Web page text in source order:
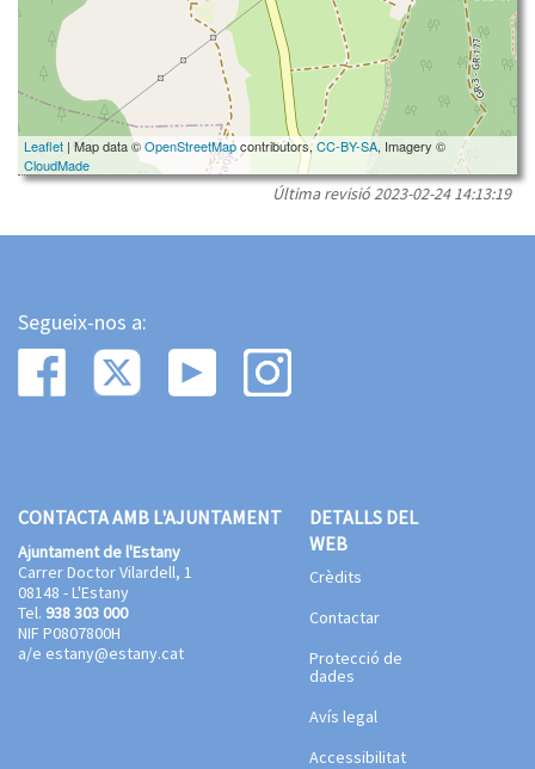
Leaflet | Map data ©OpenStreetMapcontributors,CC-BY-SA, Imagery ©
CloudMade
Última revisió2023-02-24 14:13:19
Segueix-nos a:
CONTACTA AMB L'AJUNTAMENT
Ajuntament de l'Estany
Carrer Doctor Vilardell, 1
08148 - L'Estany
Tel. 938 303 000
NIF P0807800H
a/e estany@estany.cat
DETALLS DEL
WEB
Crèdits
Contactar
Protecció de
dades
Avís legal
Accessibilitat